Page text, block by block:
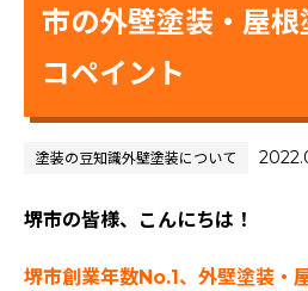
市の外壁塗装・屋根
コペイント
塗装の豆知識外壁塗装について
堺市の皆様、こんにちは！
堺市創業年数No.1、外壁塗装・